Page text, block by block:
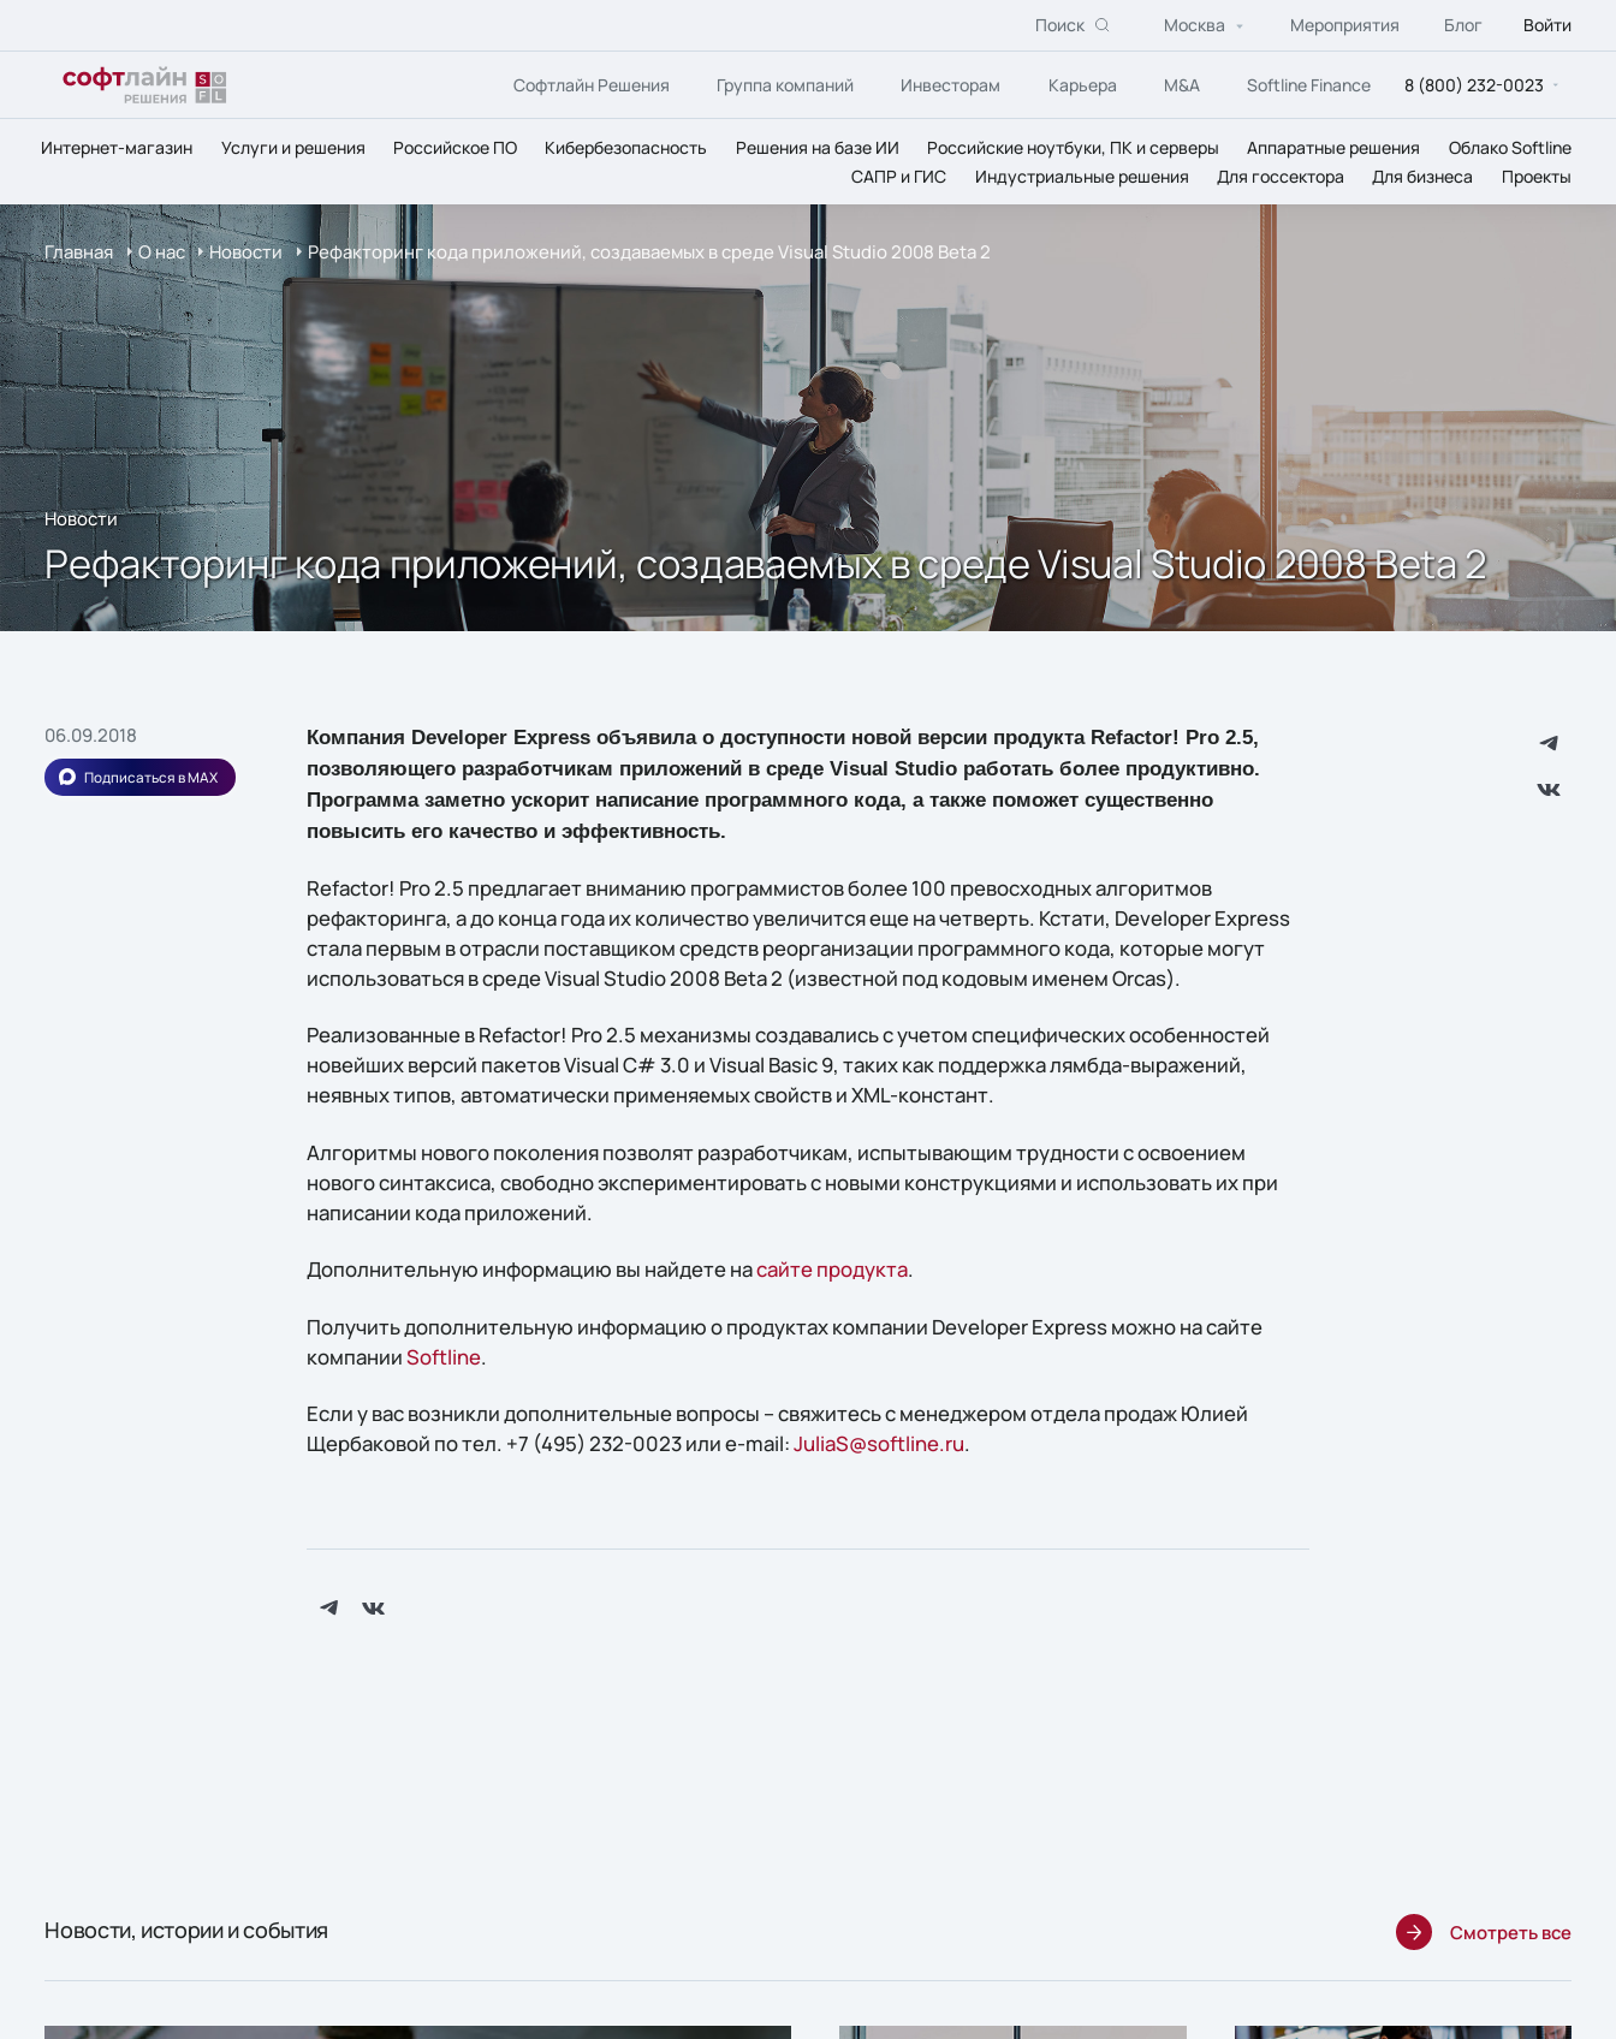
Поиск Москва Мероприятия Блог Войти
Софтлайн Решения Группа компаний Инвесторам Карьера M&A Softline Finance 8 (800) 232-0023
Интернет-магазин Услуги и решения Российское ПО Кибербезопасность Решения на базе ИИ Российские ноутбуки, ПК и серверы Аппаратные решения
Облако Softline
САПР и ГИС
Индустриальные решения Для госсектора Для бизнеса Проекты
Главная О нас Новости Рефакторинг кода приложений, создаваемых в среде Visual Studio 2008 Beta 2
Новости
Рефакторинг кода приложений, создаваемых в среде Visual Studio 2008 Beta 2
06.09.2018
Подписаться в MAX
Компания Developer Express объявила о доступности новой версии продукта Refactor! Pro 2.5,
позволяющего разработчикам приложений в среде Visual Studio работать более продуктивно.
Программа заметно ускорит написание программного кода, а также поможет существенно
повысить его качество и эффективность.
Refactor! Pro 2.5 предлагает вниманию программистов более 100 превосходных алгоритмов
рефакторинга, а до конца года их количество увеличится еще на четверть. Кстати, Developer Express
стала первым в отрасли поставщиком средств реорганизации программного кода, которые могут
использоваться в среде Visual Studio 2008 Beta 2 (известной под кодовым именем Orcas).
Реализованные в Refactor! Pro 2.5 механизмы создавались с учетом специфических особенностей
новейших версий пакетов Visual C# 3.0 и Visual Basic 9, таких как поддержка лямбда-выражений,
неявных типов, автоматически применяемых свойств и XML-констант.
Алгоритмы нового поколения позволят разработчикам, испытывающим трудности с освоением
нового синтаксиса, свободно экспериментировать с новыми конструкциями и использовать их при
написании кода приложений.
Дополнительную информацию вы найдете насайте продукта.
Получить дополнительную информацию о продуктах компании Developer Express можно на сайте
компанииSoftline.
Если у вас возникли дополнительные вопросы – свяжитесь с менеджером отдела продаж Юлией
Щербаковой по тел. +7 (495) 232-0023 или e-mail:JuliaS@softline.ru.
Новости, истории и события Смотреть все